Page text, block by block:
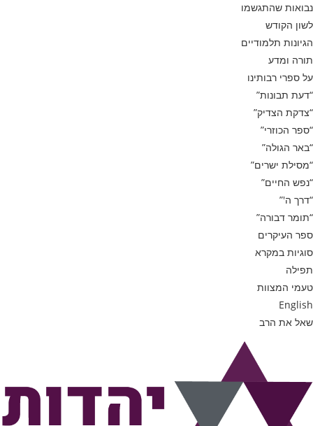
נבואות שהתגשמו
לשון הקודש
הגיונות תלמודיים
תורה ומדע
על ספרי רבותינו
“דעת תבונות”
“צדקת הצדיק”
“ספר הכוזרי”
“באר הגולה”
“מסילת ישרים”
“נפש החיים”
“דרך ה'”
“תומר דבורה”
ספר העיקרים
סוגיות במקרא
תפילה
טעמי המצוות
English
שאל את הרב